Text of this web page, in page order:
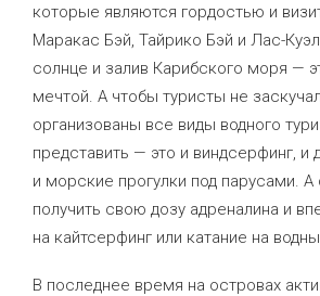
которые являются гордостью и
Маракас Бэй, Тайрико Бэй и Лас-
солнце и залив Карибского моря —
мечтой. А чтобы туристы не
организованы все виды водного
представить — это и виндсерфинг, и
и морские прогулки под парусами.
получить свою дозу адреналина и
на кайтсерфинг или катание на
В последнее время на островах